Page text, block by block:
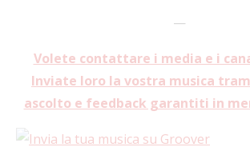
—
Volete contattare i media e i
Inviate loro la vostra musica
ascolto e feedback garantiti in